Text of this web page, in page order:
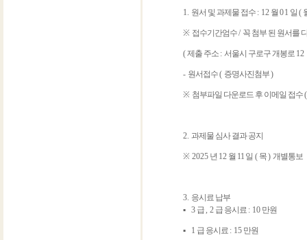
1. 원서 및 과제물 접수 : 12 월 0 1 일 (
※ 접수기간엄수/ 꼭 첨부 된 원서를
(제출 주소 : 서울시 구로구 개봉로 12
- 원서접수( 증명사진첨부)
※ 첨부파일 다운로드 후 이메일 접수
2. 과제물 심사 결과 공지
※ 2025 년 12 월 11 일 ( 목) 개별통보
3. 응시료 납부
▪ 3 급, 2 급 응시료 : 10 만원
▪ 1 급 응시료 : 15 만원